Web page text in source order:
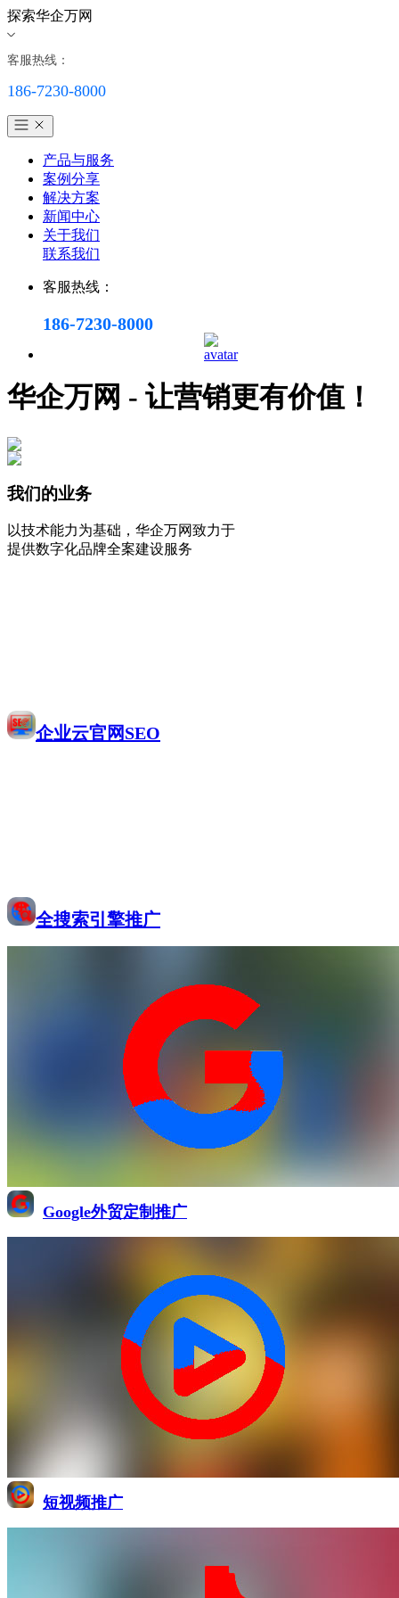
探索华企万网
客服热线：
186-7230-8000
产品与服务
案例分享
解决方案
新闻中心
关于我们
联系我们
客服热线：
186-7230-8000
华企万网 - 让营销更有价值！
我们的业务
以技术能力为基础，华企万网致力于
提供数字化品牌全案建设服务
企业云官网SEO
全搜索引擎推广
Google外贸定制推广
短视频推广